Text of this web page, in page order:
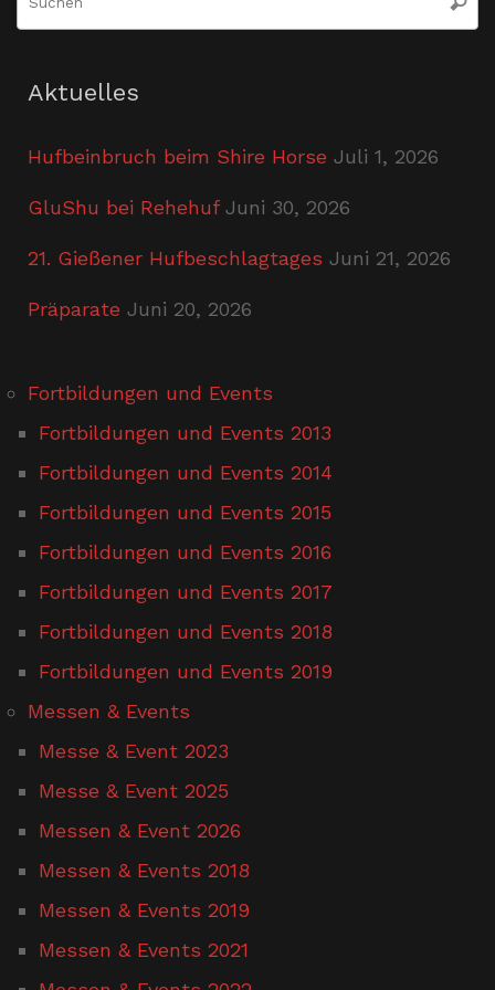
Aktuelles
Hufbeinbruch beim Shire Horse Juli 1, 2026
GluShu bei Rehehuf Juni 30, 2026
21. Gießener Hufbeschlagtages Juni 21, 2026
Präparate Juni 20, 2026
Fortbildungen und Events
Fortbildungen und Events 2013
Fortbildungen und Events 2014
Fortbildungen und Events 2015
Fortbildungen und Events 2016
Fortbildungen und Events 2017
Fortbildungen und Events 2018
Fortbildungen und Events 2019
Messen & Events
Messe & Event 2023
Messe & Event 2025
Messen & Event 2026
Messen & Events 2018
Messen & Events 2019
Messen & Events 2021